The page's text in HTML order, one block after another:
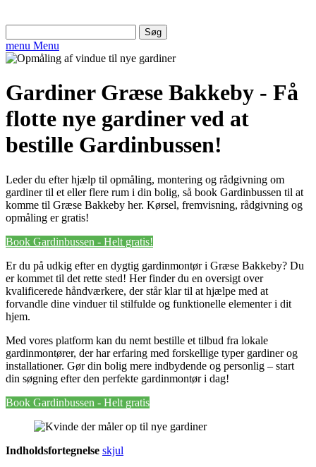
efter:
menu Menu
Gardiner Græse Bakkeby - Få
flotte nye gardiner ved at
bestille Gardinbussen!
Leder du efter hjælp til opmåling, montering og rådgivning om
gardiner til et eller flere rum i din bolig, så book Gardinbussen til at
komme til Græse Bakkeby her. Kørsel, fremvisning, rådgivning og
opmåling er gratis!
Book Gardinbussen - Helt gratis!
Er du på udkig efter en dygtig gardinmontør i Græse Bakkeby? Du
er kommet til det rette sted! Her finder du en oversigt over
kvalificerede håndværkere, der står klar til at hjælpe med at
forvandle dine vinduer til stilfulde og funktionelle elementer i dit
hjem.
Med vores platform kan du nemt bestille et tilbud fra lokale
gardinmontører, der har erfaring med forskellige typer gardiner og
installationer. Gør din bolig mere indbydende og personlig – start
din søgning efter den perfekte gardinmontør i dag!
Book Gardinbussen - Helt gratis
Indholdsfortegnelse skjul